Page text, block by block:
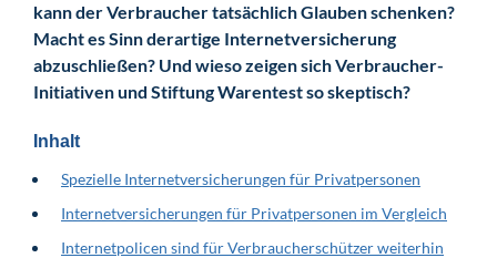
kann der Verbraucher tatsächlich Glauben schenken?
Macht es Sinn derartige Internetversicherung
abzuschließen? Und wieso zeigen sich Verbraucher-
Initiativen und Stiftung Warentest so skeptisch?
Inhalt
Spezielle Internetversicherungen für Privatpersonen
Internetversicherungen für Privatpersonen im Vergleich
Internetpolicen sind für Verbraucherschützer weiterhin